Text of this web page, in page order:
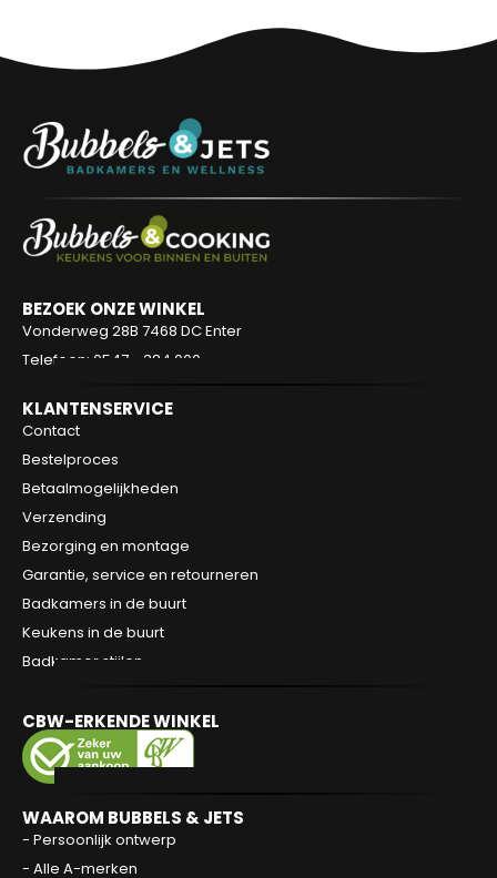
BEZOEK ONZE WINKEL
Vonderweg 28B 7468 DC Enter
Telefoon: 0547 - 384 000
KLANTENSERVICE
Contact
Bestelproces
Betaalmogelijkheden
Verzending
Bezorging en montage
Garantie, service en retourneren
Badkamers in de buurt
Keukens in de buurt
Badkamer stijlen
CBW-ERKENDE WINKEL
WAAROM BUBBELS & JETS
- Persoonlijk ontwerp
- Alle A-merken